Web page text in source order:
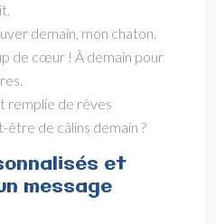
demain, mon chaton.
de cœur ! À demain pour
remplie de rêves
de câlins demain ?
et
message